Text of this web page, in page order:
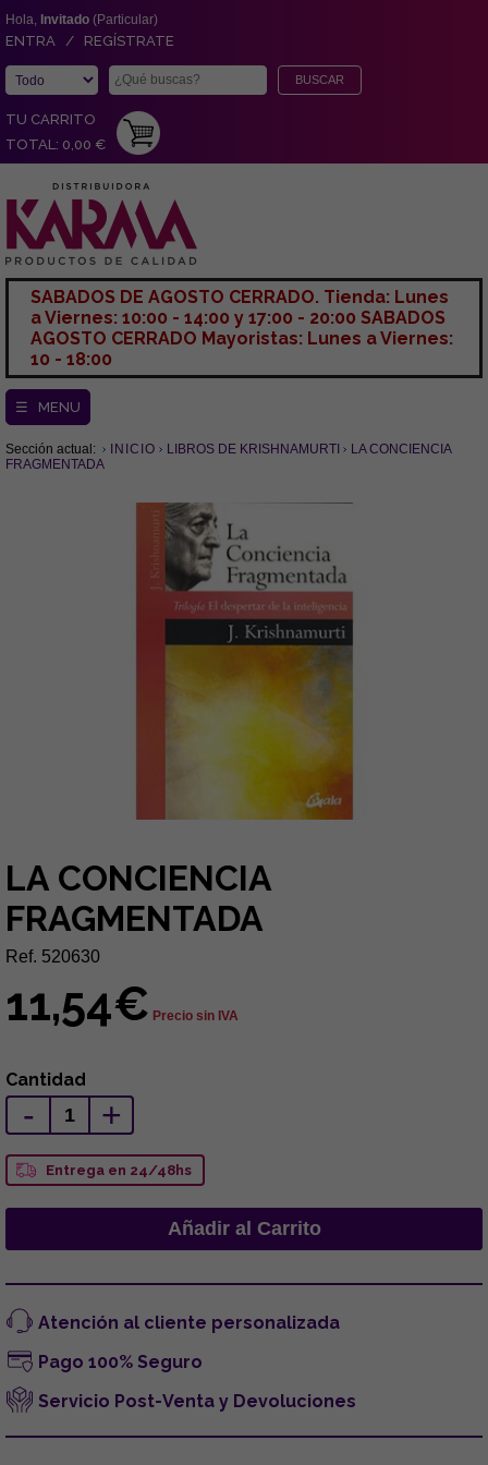
Hola, Invitado (Particular)
ENTRA / REGÍSTRATE
TU CARRITO
TOTAL: 0,00 €
SABADOS DE AGOSTO CERRADO. Tienda: Lunes
a Viernes: 10:00 - 14:00 y 17:00 - 20:00 SABADOS
AGOSTO CERRADO Mayoristas: Lunes a Viernes:
10 - 18:00
☰ MENU
Sección actual: INICIO LIBROS DE KRISHNAMURTI
LA CONCIENCIA
FRAGMENTADA
LA CONCIENCIA
FRAGMENTADA
Ref. 520630
11,54€ Precio sin IVA
Cantidad
- +
Entrega en 24/48hs
Atención al cliente personalizada
Pago 100% Seguro
Servicio Post-Venta y Devoluciones